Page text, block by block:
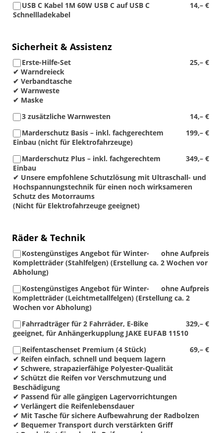
14,– €
USB C Kabel 1M 60W USB C auf USB C
Schnellladekabel
Sicherheit & Assistenz
25,– €
Erste-Hilfe-Set
✔ Warndreieck
✔ Verbandtasche
✔ Warnweste
✔ Maske
14,– €
3 zusätzliche Warnwesten
199,– €
Marderschutz Basis – inkl. fachgerechtem
Einbau (nicht für Elektrofahrzeuge)
349,– €
Marderschutz Plus – inkl. fachgerechtem
Einbau
✔ Unsere empfohlene Schutzlösung mit Ultraschall- und
Hochspannungstechnik für einen noch wirksameren
Schutz des Motorraums
(Nicht für Elektrofahrzeuge geeignet)
Räder & Technik
ohne Aufpreis
Kostengünstiges Angebot für Winter-
Kompletträder (Stahlfelgen) (Erstellung ca. 2 Wochen vor
Abholung)
ohne Aufpreis
Kostengünstiges Angebot für Winter-
Kompletträder (Leichtmetallfelgen) (Erstellung ca. 2
Wochen vor Abholung)
329,– €
Fahrradträger für 2 Fahrräder, E-Bike
geeignet, für Anhängerkupplung JAKE EUFAB 11510
69,– €
Reifentaschenset Premium (4 Stück)
✔ Reifen einfach, schnell und bequem lagern
✔ Schwere, strapazierfähige Polyester-Qualität
✔ Schützt die Reifen vor Verschmutzung und
Beschädigung
✔ Passend für alle gängigen Lagervorrichtungen
✔ Verlängert die Reifenlebensdauer
✔ Mit Tasche für sichere Aufbewahrung der Radbolzen
✔ Bequemer Transport durch verstärkten Griff